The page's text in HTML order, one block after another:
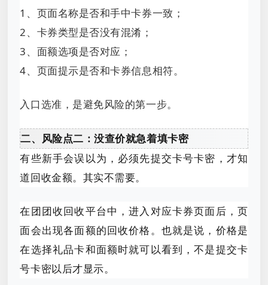
1、页面名称是否和手中卡券一致；
2、卡券类型是否没有混淆；
3、面额选项是否对应；
4、页面提示是否和卡券信息相符。
入口选准，是避免风险的第一步。
二、风险点二：没查价就急着填卡密
有些新手会误以为，必须先提交卡号卡密，才知
道回收金额。其实不需要。
在团团收回收平台中，进入对应卡券页面后，页
面会出现各面额的回收价格。也就是说，价格是
在选择礼品卡和面额时就可以看到，不是提交卡
号卡密以后才显示。